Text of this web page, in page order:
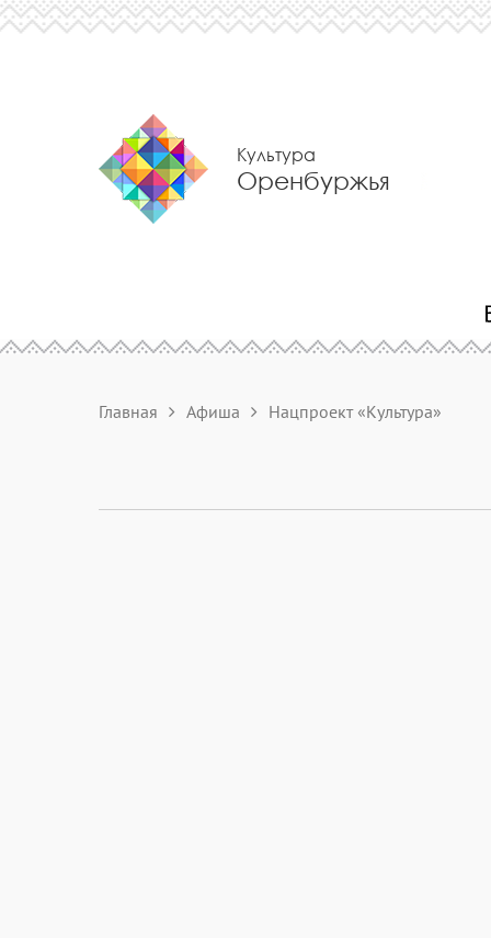
Культура
Оренбуржья
Главная Афиша Нацпроект «Культура»